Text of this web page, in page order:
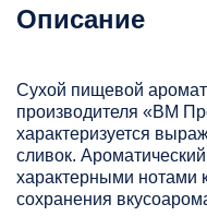
Описание
Сухой пищевой
производителя «ВМ
характеризуется
сливок.
характерными нотами
сохранения